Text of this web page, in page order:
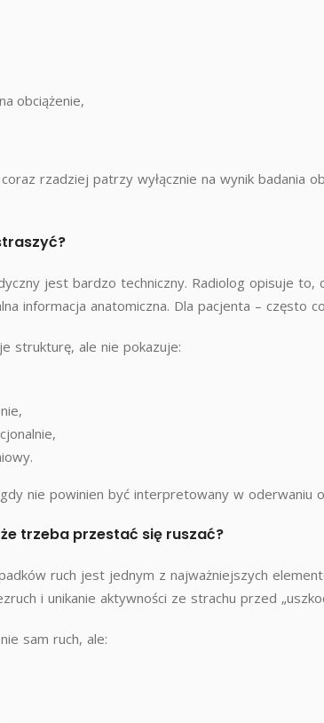
obciążenie,
rzadziej patrzy wyłącznie na wynik badania
jest bardzo techniczny. Radiolog opisuje
informacja anatomiczna. Dla pacjenta – często
strukturę, ale nie pokazuje:
nie powinien być interpretowany w oderwaniu
trzeba przestać się ruszać?
ruch jest jednym z najważniejszych
i unikanie aktywności ze strachu przed
sam ruch, ale: